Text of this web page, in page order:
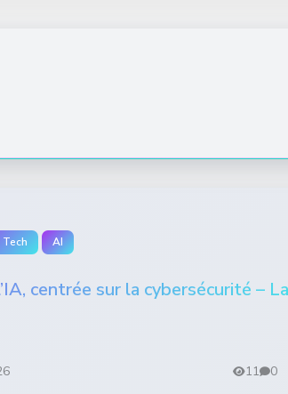
AI
centrée sur la cybersécurité – La
11 0